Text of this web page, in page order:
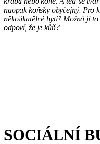
naopak koňsky obyčejný. Pro
několikatělné bytí? Možná jí
odpoví, že je kůň?
SOCIÁLNÍ